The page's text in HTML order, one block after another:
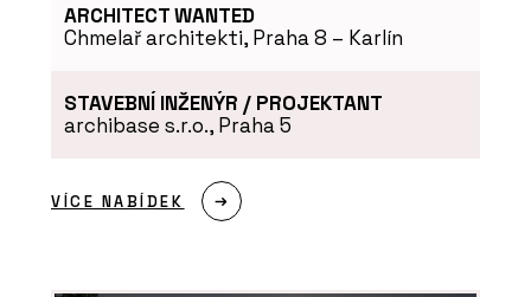
ARCHITECT WANTED
Chmelař architekti, Praha 8 – Karlín
STAVEBNÍ INŽENÝR / PROJEKTANT
archibase s.r.o., Praha 5
VÍCE NABÍDEK